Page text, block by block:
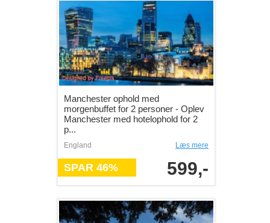
Manchester ophold med
morgenbuffet for 2 personer - Oplev
Manchester med hotelophold for 2
p...
England Læs mere
SPAR 46% 599,-